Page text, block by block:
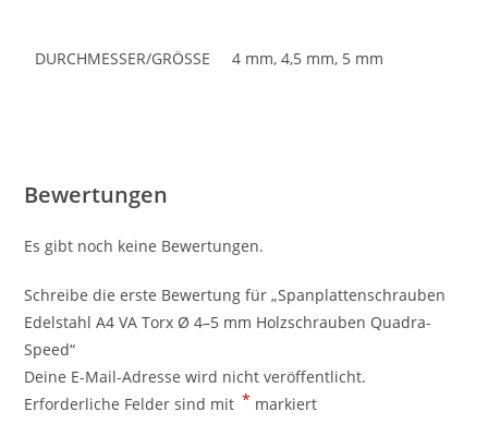
DURCHMESSER/GRÖSSE 4 mm, 4,5 mm, 5 mm
Bewertungen
Es gibt noch keine Bewertungen.
Schreibe die erste Bewertung für „Spanplattenschrauben
Edelstahl A4 VA Torx Ø 4–5 mm Holzschrauben Quadra-
Speed“
Deine E-Mail-Adresse wird nicht veröffentlicht.
Erforderliche Felder sind mit * markiert